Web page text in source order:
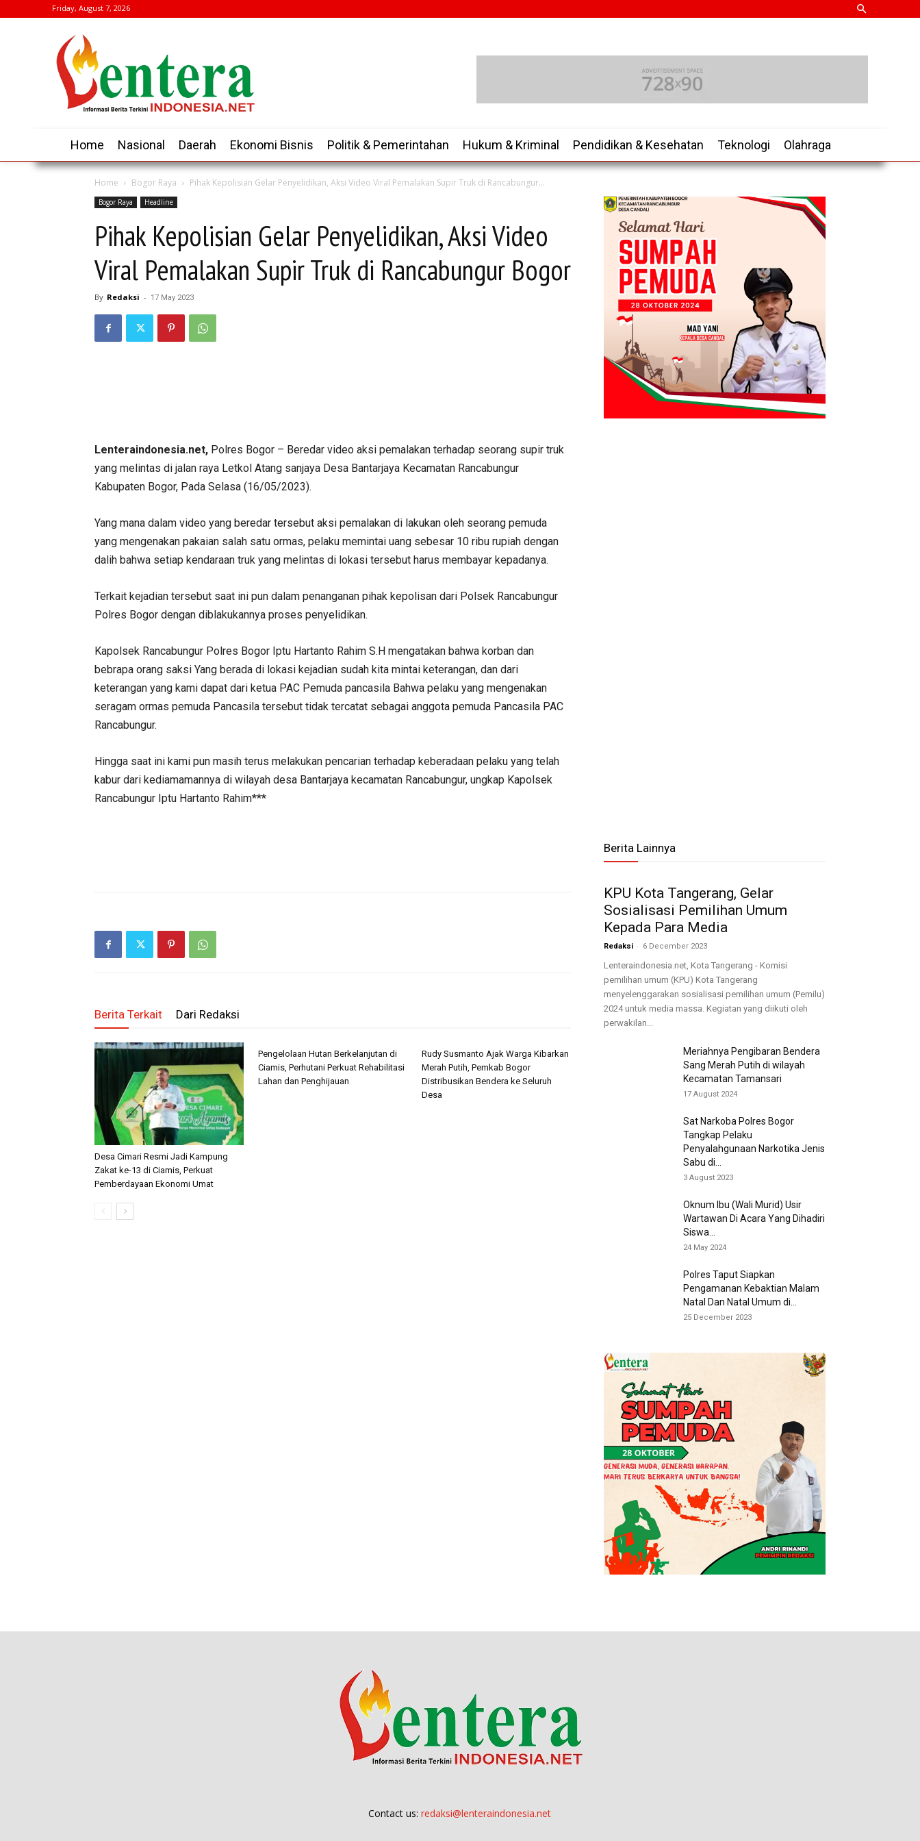
Friday, August 7, 2026
Home Nasional Daerah Ekonomi Bisnis Politik & Pemerintahan Hukum & Kriminal Pendidikan & Kesehatan Teknologi Olahraga
Home Bogor Raya Pihak Kepolisian Gelar Penyelidikan, Aksi Video Viral Pemalakan Supir Truk di Rancabungur...
Bogor Raya Headline
Pihak Kepolisian Gelar Penyelidikan, Aksi Video
Viral Pemalakan Supir Truk di Rancabungur Bogor
By Redaksi - 17 May 2023
Lenteraindonesia.net, Polres Bogor – Beredar video aksi pemalakan terhadap seorang supir truk
yang melintas di jalan raya Letkol Atang sanjaya Desa Bantarjaya Kecamatan Rancabungur
Kabupaten Bogor, Pada Selasa (16/05/2023).
Yang mana dalam video yang beredar tersebut aksi pemalakan di lakukan oleh seorang pemuda
yang mengenakan pakaian salah satu ormas, pelaku memintai uang sebesar 10 ribu rupiah dengan
dalih bahwa setiap kendaraan truk yang melintas di lokasi tersebut harus membayar kepadanya.
Terkait kejadian tersebut saat ini pun dalam penanganan pihak kepolisan dari Polsek Rancabungur
Polres Bogor dengan diblakukannya proses penyelidikan.
Kapolsek Rancabungur Polres Bogor Iptu Hartanto Rahim S.H mengatakan bahwa korban dan
bebrapa orang saksi Yang berada di lokasi kejadian sudah kita mintai keterangan, dan dari
keterangan yang kami dapat dari ketua PAC Pemuda pancasila Bahwa pelaku yang mengenakan
seragam ormas pemuda Pancasila tersebut tidak tercatat sebagai anggota pemuda Pancasila PAC
Rancabungur.
Hingga saat ini kami pun masih terus melakukan pencarian terhadap keberadaan pelaku yang telah
kabur dari kediamamannya di wilayah desa Bantarjaya kecamatan Rancabungur, ungkap Kapolsek
Rancabungur Iptu Hartanto Rahim***
Berita Terkait Dari Redaksi
Desa Cimari Resmi Jadi Kampung
Zakat ke-13 di Ciamis, Perkuat
Pemberdayaan Ekonomi Umat
Pengelolaan Hutan Berkelanjutan di
Ciamis, Perhutani Perkuat Rehabilitasi
Lahan dan Penghijauan
Rudy Susmanto Ajak Warga Kibarkan
Merah Putih, Pemkab Bogor
Distribusikan Bendera ke Seluruh
Desa
Berita Lainnya
KPU Kota Tangerang, Gelar
Sosialisasi Pemilihan Umum
Kepada Para Media
Redaksi - 6 December 2023
Lenteraindonesia.net, Kota Tangerang - Komisi
pemilihan umum (KPU) Kota Tangerang
menyelenggarakan sosialisasi pemilihan umum (Pemilu)
2024 untuk media massa. Kegiatan yang diikuti oleh
perwakilan...
Meriahnya Pengibaran Bendera
Sang Merah Putih di wilayah
Kecamatan Tamansari
17 August 2024
Sat Narkoba Polres Bogor
Tangkap Pelaku
Penyalahgunaan Narkotika Jenis
Sabu di...
3 August 2023
Oknum Ibu (Wali Murid) Usir
Wartawan Di Acara Yang Dihadiri
Siswa...
24 May 2024
Polres Taput Siapkan
Pengamanan Kebaktian Malam
Natal Dan Natal Umum di...
25 December 2023
Contact us:redaksi@lenteraindonesia.net